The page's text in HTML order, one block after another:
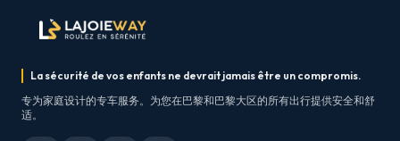
La sécurité de vos enfants ne devrait jamais être un compromis.
专为家庭设计的专车服务。为您在巴黎和巴黎大区的所有出行提供安全和舒
适。